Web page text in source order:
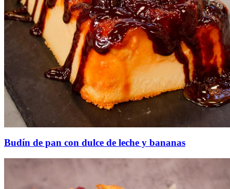
Budín de pan con dulce de leche y bananas